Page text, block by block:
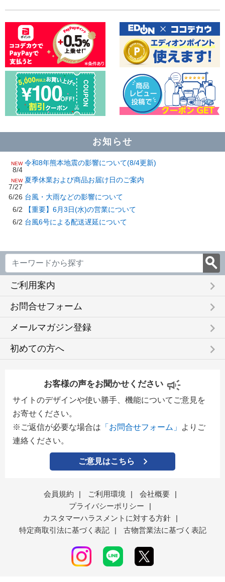
お知らせ
NEW
8/4
令和8年熊本地震の影響について(8/4更新)
NEW
7/27
夏季休業および商品お届け日のご案内
6/26 台風・大雨などの影響について
6/2
【重要】6月3日(水)の営業について
6/2 台風6号による配送遅延について
ご利用案内 keyboard_arrow_right
お問合せフォーム keyboard_arrow_right
メールマガジン登録 keyboard_arrow_right
初めての方へ keyboard_arrow_right
お客様の声をお聞かせください
サイトのデザインや使い勝手、機能についてご意見を
お寄せください。
※ご返信が必要な場合は 「お問合せフォーム」
よりご
連絡ください。
ご意見はこちら
会員規約 | ご利用環境 | 会社概要
|
プライバシーポリシー
|
カスタマーハラスメントに対する方針
|
特定商取引法に基づく表記
| 古物営業法に基づく表記